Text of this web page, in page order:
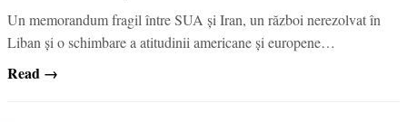
Un memorandum fragil între SUA și Iran, un război nerezolvat în
Liban și o schimbare a atitudinii americane și europene…
Read →